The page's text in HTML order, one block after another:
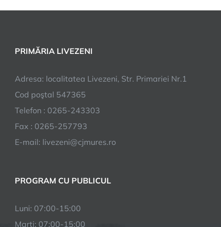
PRIMĂRIA LIVEZENI
Adresa: localitatea Livezeni, Str. Primariei Nr.1
Cod poştal 547365
Telefon : 0265-243303
Fax : 0265-257793
E-mail: livezeni@cjmures.ro
PROGRAM CU PUBLICUL
Luni: 07:00-15:00
Marti: 07:00-15:00